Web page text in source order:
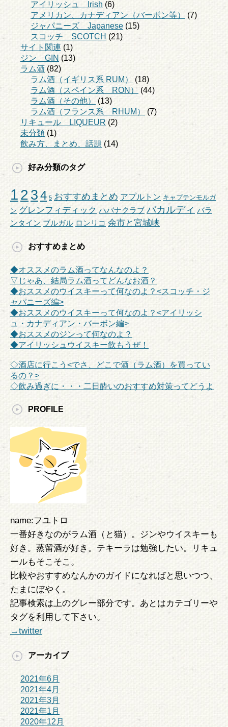
アイリッシュ Irish (6)
アメリカン、カナディアン（バーボン等）
(7)
ジャパニーズ Japanese (15)
スコッチ SCOTCH (21)
サイト関連 (1)
ジン GIN (13)
ラム酒 (82)
ラム酒（イギリス系 RUM）
(18)
ラム酒（スペイン系 RON） (44)
ラム酒（その他）
(13)
ラム酒（フランス系 RHUM）
(7)
リキュール LIQUEUR (2)
未分類 (1)
飲み方、まとめ、話題 (14)
好み分類のタグ
12 34 5 おすすめまとめ アプルトン キャプテンモルガ
ン グレンフィディック ハバナクラブ バカルディ バラ
ンタイン ブルガル ロンリコ 余市と宮城峡
おすすめまとめ
◆オススメのラム酒ってなんなのよ？
▽じゃあ、結局ラム酒ってどんなお酒？
◆おススメのウイスキーって何なのよ？<スコッチ・ジ
ャパニーズ編>
◆おススメのウイスキーって何なのよ？<アイリッシ
ュ・カナディアン・バーボン編>
◆おススメのジンって何なのよ？
◆アイリッシュウイスキー飲もうぜ！
◇酒店に行こう<でさ、どこで酒（ラム酒）を買ってい
るの？>
◇飲み過ぎに・・・二日酔いのおすすめ対策ってどうよ
PROFILE
name:フユトロ
一番好きなのがラム酒（と猫）。ジンやウイスキーも
好き。蒸留酒が好き。テキーラは勉強したい。リキュ
ールもそこそこ。
比較やおすすめなんかのガイドになればと思いつつ、
たまにぼやく。
記事検索は上のグレー部分です。あとはカテゴリーや
タグを利用して下さい。
→twitter
アーカイブ
2021年6月
2021年4月
2021年3月
2021年1月
2020年12月